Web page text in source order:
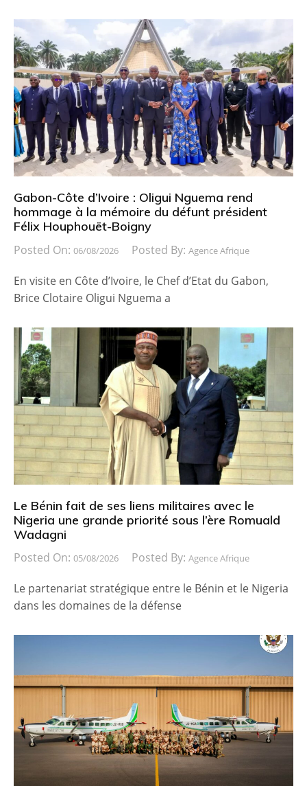
Gabon-Côte d’Ivoire : Oligui Nguema rend
hommage à la mémoire du défunt président
Félix Houphouët-Boigny
Posted On: 06/08/2026 Posted By: Agence Afrique
En visite en Côte d’Ivoire, le Chef d’Etat du Gabon,
Brice Clotaire Oligui Nguema a
Le Bénin fait de ses liens militaires avec le
Nigeria une grande priorité sous l’ère Romuald
Wadagni
Posted On: 05/08/2026 Posted By: Agence Afrique
Le partenariat stratégique entre le Bénin et le Nigeria
dans les domaines de la défense